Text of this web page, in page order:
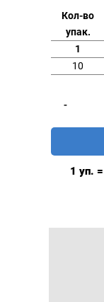
Кол-во
упак.
1
10
-
1 уп.